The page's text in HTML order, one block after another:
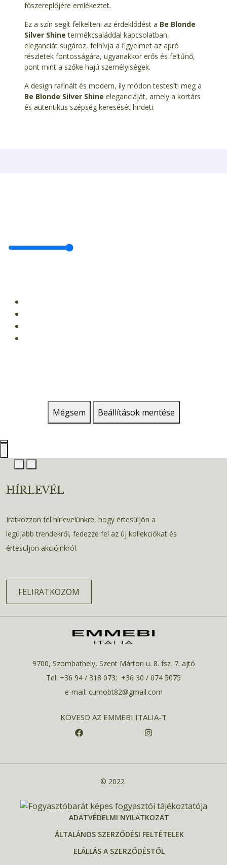
főszereplőjére emlékeztet.
Ez a szín segít felkelteni az érdeklődést a Be Blonde
Silver Shine termékcsaláddal kapcsolatban,
eleganciát sugároz, felhívja a figyelmet az apró
részletek fontosságára, ugyanakkor erős és feltűnő,
pont mint a szőke hajú személyiségek.
A design rafinált és modern, íly módon testesíti meg a
Be Blonde Silver Shine eleganciáját, amely a kortárs
és autentikus szépség keresését hirdeti.
Mégsem Beállítások mentése
HÍRLEVÉL
Iratkozzon fel hírlevelünkre, hogy értesüljön a
legújabb trendekről, fedezze fel az új kollekciókat és
értesüljön akcióinkról.
FELIRATKOZOM
9700, Szombathely, Szent Márton u. 8. fsz. 7. ajtó
Tel: +36 94 / 318 073; +36 30 / 074 5075
e-mail: cumobt82@gmail.com
KÖVESD AZ EMMEBI ITALIA-T
© 2022
ADATVÉDELMI NYILATKOZAT
ÁLTALÁNOS SZERZŐDÉSI FELTÉTELEK
ELÁLLÁS A SZERZŐDÉSTŐL